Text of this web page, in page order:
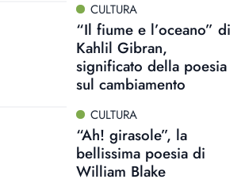
CULTURA
“Il fiume e l’oceano” di
Kahlil Gibran,
significato della poesia
sul cambiamento
CULTURA
“Ah! girasole”, la
bellissima poesia di
William Blake